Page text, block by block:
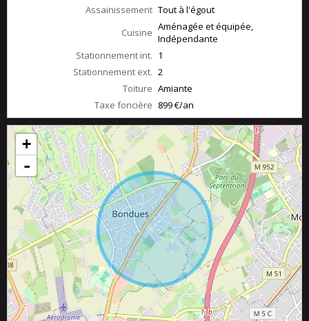
Assainissement Tout à l'égout
Cuisine Aménagée et équipée,
Indépendante
Stationnement int. 1
Stationnement ext. 2
Toiture Amiante
Taxe foncière 899 €/an
+
-